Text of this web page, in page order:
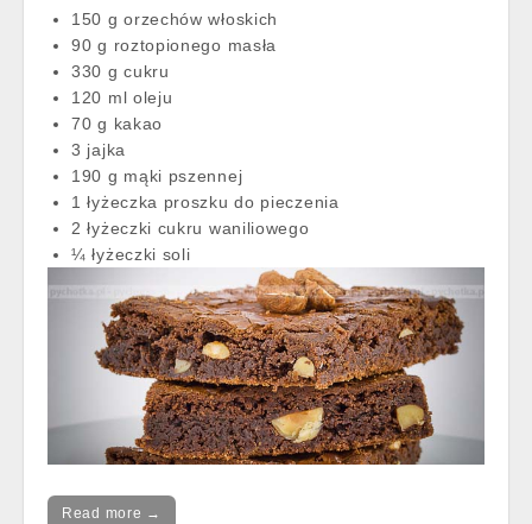
150 g orzechów włoskich
90 g roztopionego masła
330 g cukru
120 ml oleju
70 g kakao
3 jajka
190 g mąki pszennej
1 łyżeczka proszku do pieczenia
2 łyżeczki cukru waniliowego
¼ łyżeczki soli
Read more →